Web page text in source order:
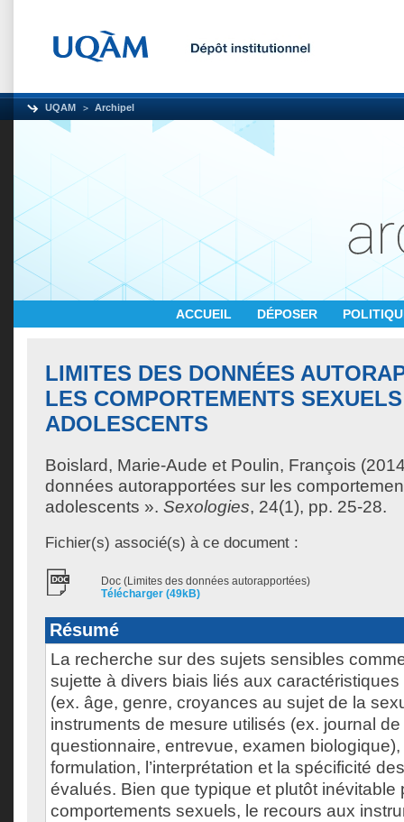
UQAM Archipel
ACCUEIL DÉPOSER
LIMITES DES DONNÉES
LES COMPORTEMENTS
ADOLESCENTS
Boislard, Marie-Aude et Poulin, François
données autorapportées sur les
adolescents ». Sexologies, 24(1), pp. 25-28.
Fichier(s) associé(s) à ce document :
Doc (Limites des données autorapportées)
Télécharger (49kB)
Résumé
La recherche sur des sujets sensibles
sujette à divers biais liés aux
(ex. âge, genre, croyances au sujet de la
instruments de mesure utilisés (ex. journal
questionnaire, entrevue, examen biologique),
formulation, l’interprétation et la spécificité
évalués. Bien que typique et plutôt inévitable
comportements sexuels, le recours aux